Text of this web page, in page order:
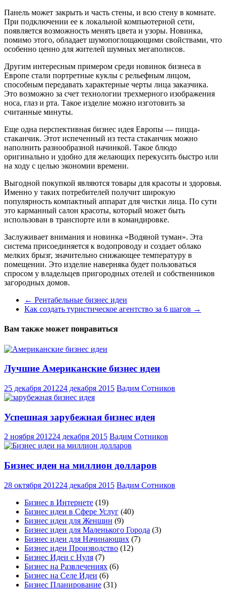
Панель может закрыть и часть стены, и всю стену в комнате.
При подключении ее к локальной компьютерной сети,
появляется возможность менять цвета и узоры. Новинка,
помимо этого, обладает шумопоглощающими свойствами, что
особенно ценно для жителей шумных мегаполисов.
Другим интересным примером среди новинок бизнеса в
Европе стали портретные куклы с рельефным лицом,
способным передавать характерные черты лица заказчика.
Это возможно за счет технологии трехмерного изображения
носа, глаз и рта. Такое изделие можно изготовить за
считанные минуты.
Еще одна перспективная бизнес идея Европы — пицца-
стаканчик. Этот испеченный из теста стаканчик можно
наполнить разнообразной начинкой. Такое блюдо
оригинально и удобно для желающих перекусить быстро или
на ходу с целью экономии времени.
Выгодной покупкой являются товары для красоты и здоровья.
Именно у таких потребителей получит широкую
популярность компактный аппарат для чистки лица. По сути
это карманный салон красоты, который может быть
использован в транспорте или в командировке.
Заслуживает внимания и новинка «Водяной туман». Эта
система присоединяется к водопроводу и создает облако
мелких брызг, значительно снижающее температуру в
помещении. Это изделие наверняка будет пользоваться
спросом у владельцев пригородных отелей и собственников
загородных домов.
← Рентабельные бизнес идеи
Как создать туристическое агентство за 6 шагов →
Вам также может понравиться
Лучшие Американские бизнес идеи
25 декабря 201224 декабря 2015 Вадим Сотников
Успешная зарубежная бизнес идея
2 ноября 201224 декабря 2015 Вадим Сотников
Бизнес идеи на миллион долларов
28 октября 201224 декабря 2015 Вадим Сотников
Бизнес в Интернете (19)
Бизнес идеи в Сфере Услуг (40)
Бизнес идеи для Женщин (9)
Бизнес идеи для Маленького Города (3)
Бизнес идеи для Начинающих (7)
Бизнес идеи Производство (12)
Бизнес Идеи с Нуля (7)
Бизнес на Развлечениях (6)
Бизнес на Селе Идеи (6)
Бизнес Планирование (31)